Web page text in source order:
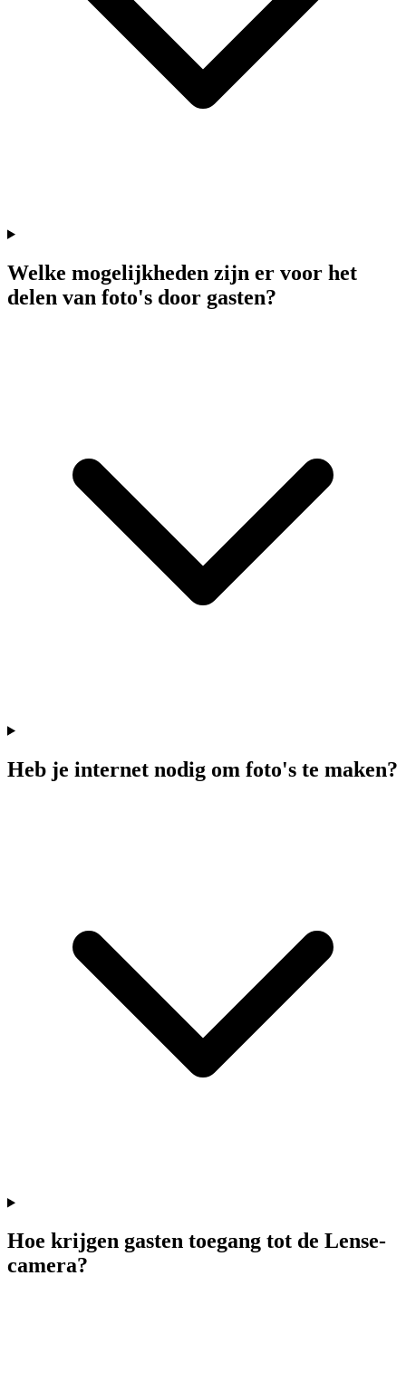
Welke mogelijkheden zijn er voor het
delen van foto's door gasten?
Heb je internet nodig om foto's te maken?
Hoe krijgen gasten toegang tot de Lense-
camera?